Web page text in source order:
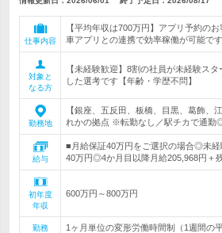
仕事内容
【平均年収は700万円】アプリ予約の
車アプリとの連携で効率稼働が可能です
対象と
なる方
【未経験歓迎】8割の社員が未経験ス
した選考です【年齢・学歴不問】
勤務地
【銀座、五反田、板橋、目黒、葛飾、
れかの拠点 ※転勤なし／駅チカで通勤
給与
■月給保証40万円をご選択の場合◎未
40万円◎4か月目以降月給205,968円＋
初年度
年収
600万円～800万円
勤務
1ヶ月単位の変形労働時間制（1週間の